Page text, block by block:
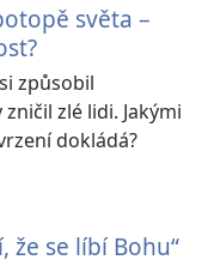
světa –
způsobil
zlé lidi. Jakými
dokládá?
že se líbí Bohu“